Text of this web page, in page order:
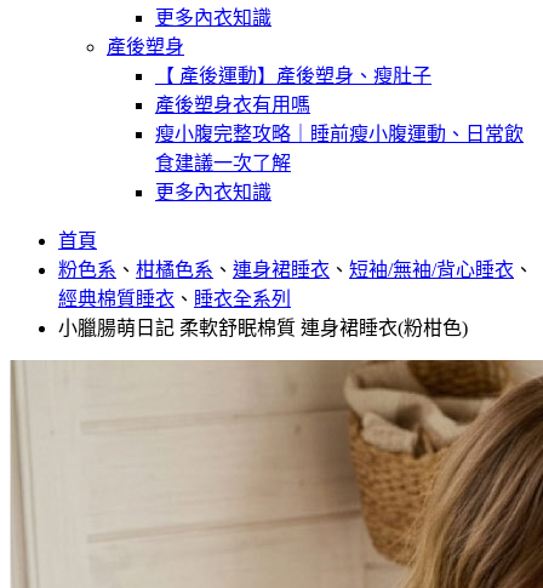
更多內衣知識
產後塑身
【 產後運動】產後塑身、瘦肚子
產後塑身衣有用嗎
瘦小腹完整攻略｜睡前瘦小腹運動、日常飲
食建議一次了解
更多內衣知識
首頁
粉色系 、 柑橘色系 、 連身裙睡衣 、 短袖/無袖/背心睡衣 、
經典棉質睡衣 、 睡衣全系列
小臘腸萌日記 柔軟舒眠棉質 連身裙睡衣(粉柑色)